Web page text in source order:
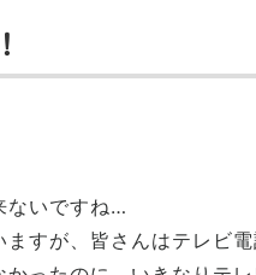
ないですね…
すが、皆さんはテレビ